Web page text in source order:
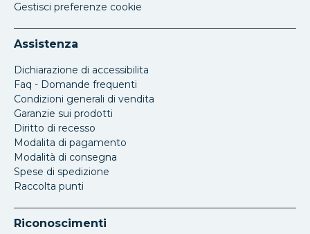
Gestisci preferenze cookie
Assistenza
Dichiarazione di accessibilita
Faq - Domande frequenti
Condizioni generali di vendita
Garanzie sui prodotti
Diritto di recesso
Modalita di pagamento
Modalità di consegna
Spese di spedizione
Raccolta punti
Riconoscimenti